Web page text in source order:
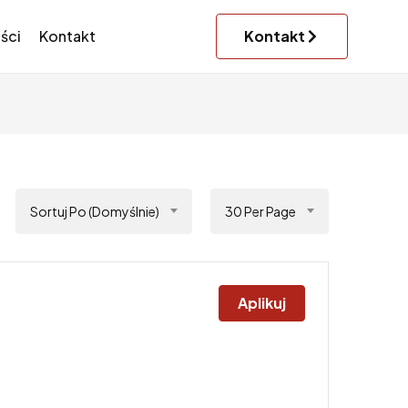
Kontakt Kontakt
Sortuj Po (domyślnie) 30 Per Page
Aplikuj